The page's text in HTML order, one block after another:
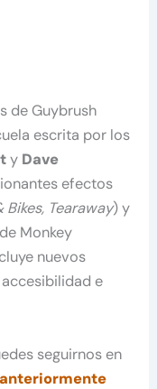
de Guybrush
escrita por los
y Dave
efectos
Bikes, Tearaway) y
Monkey
nuevos
e
seguirnos en